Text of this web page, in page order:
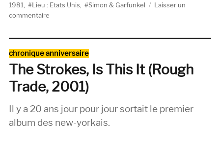
le
1981
Lieu : Etats Unis Simon & Garfunkel
Laisser un
commentairesur
septembre.
Catégories
chronique anniversaire
The Strokes, Is This It (Rough
Trade, 2001)
Il y a 20 ans jour pour jour sortait le premier
album des new-yorkais.